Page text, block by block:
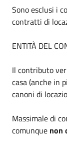
Sono esclusi i
contratti di
ENTITÀ DEL
Il contributo
casa (anche in
canoni di
Massimale di
comunque non